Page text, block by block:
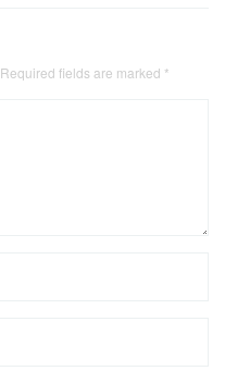
Required fields are marked *